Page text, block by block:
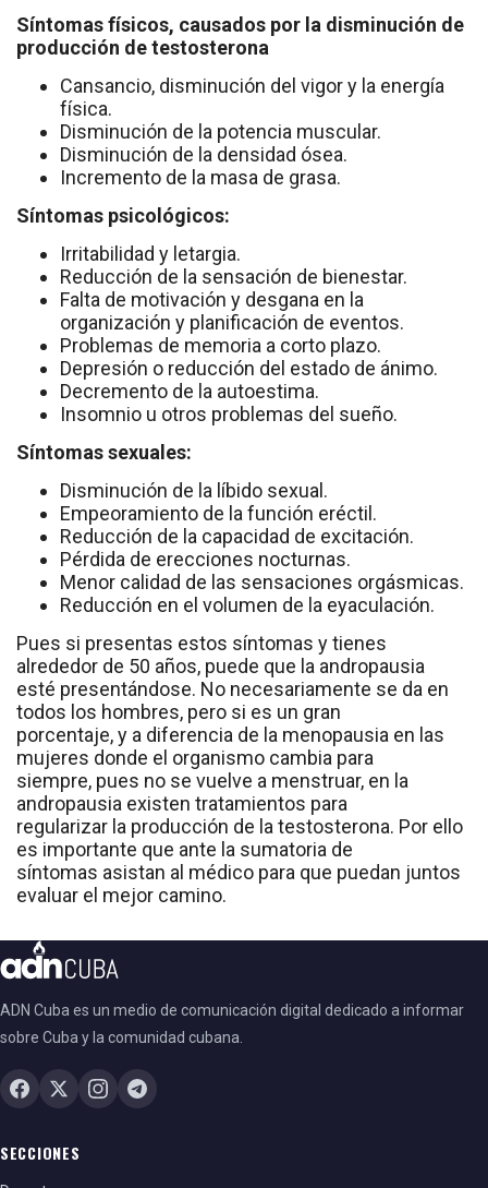
Síntomas físicos, causados por la disminución de
producción de testosterona
Cansancio, disminución del vigor y la energía
física.
Disminución de la potencia muscular.
Disminución de la densidad ósea.
Incremento de la masa de grasa.
Síntomas psicológicos:
Irritabilidad y letargia.
Reducción de la sensación de bienestar.
Falta de motivación y desgana en la
organización y planificación de eventos.
Problemas de memoria a corto plazo.
Depresión o reducción del estado de ánimo.
Decremento de la autoestima.
Insomnio u otros problemas del sueño.
Síntomas sexuales:
Disminución de la líbido sexual.
Empeoramiento de la función eréctil.
Reducción de la capacidad de excitación.
Pérdida de erecciones nocturnas.
Menor calidad de las sensaciones orgásmicas.
Reducción en el volumen de la eyaculación.
Pues si presentas estos síntomas y tienes
alrededor de 50 años, puede que la andropausia
esté presentándose. No necesariamente se da en
todos los hombres, pero si es un gran
porcentaje, y a diferencia de la menopausia en las
mujeres donde el organismo cambia para
siempre, pues no se vuelve a menstruar, en la
andropausia existen tratamientos para
regularizar la producción de la testosterona. Por ello
es importante que ante la sumatoria de
síntomas asistan al médico para que puedan juntos
evaluar el mejor camino.
ADN Cuba es un medio de comunicación digital dedicado a informar
sobre Cuba y la comunidad cubana.
SECCIONES